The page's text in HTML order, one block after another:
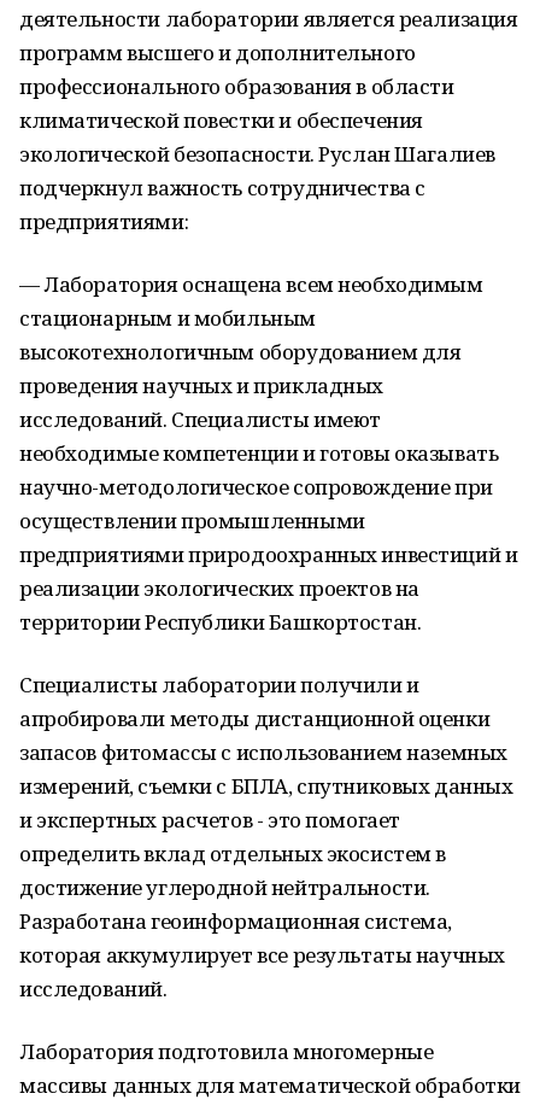
деятельности лаборатории является реализация
программ высшего и дополнительного
профессионального образования в области
климатической повестки и обеспечения
экологической безопасности. Руслан Шагалиев
подчеркнул важность сотрудничества с
предприятиями:
— Лаборатория оснащена всем необходимым
стационарным и мобильным
высокотехнологичным оборудованием для
проведения научных и прикладных
исследований. Специалисты имеют
необходимые компетенции и готовы оказывать
научно-методологическое сопровождение при
осуществлении промышленными
предприятиями природоохранных инвестиций и
реализации экологических проектов на
территории Республики Башкортостан.
Специалисты лаборатории получили и
апробировали методы дистанционной оценки
запасов фитомассы с использованием наземных
измерений, съемки с БПЛА, спутниковых данных
и экспертных расчетов - это помогает
определить вклад отдельных экосистем в
достижение углеродной нейтральности.
Разработана геоинформационная система,
которая аккумулирует все результаты научных
исследований.
Лаборатория подготовила многомерные
массивы данных для математической обработки